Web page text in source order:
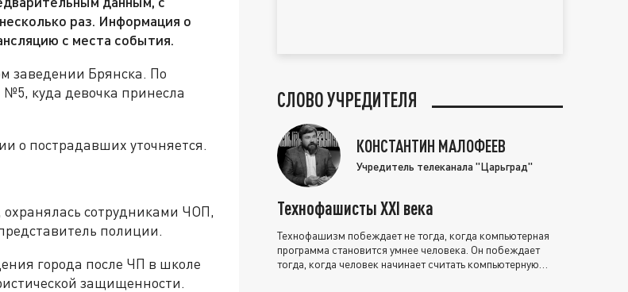
раз. Информация о
с места события.
заведении Брянска. По
куда девочка принесла
о пострадавших уточняется.
сотрудниками ЧОП,
полиции.
города после ЧП в школе
защищенности.
СЛОВО УЧРЕДИТЕЛЯ
КОНСТАНТИН МАЛОФЕЕВ
Учредитель телеканала "Царьград"
Технофашисты XXI века
Технофашизм побеждает не тогда, когда компьютерная
программа становится умнее человека. Он побеждает
тогда, когда человек начинает считать компьютерную